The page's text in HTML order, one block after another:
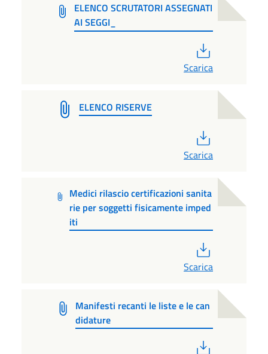
ELENCO SCRUTATORI ASSEGNATI
AI SEGGI_
Scarica
ELENCO RISERVE
Scarica
Medici rilascio certificazioni sanita
rie per soggetti fisicamente imped
iti
Scarica
Manifesti recanti le liste e le can
didature